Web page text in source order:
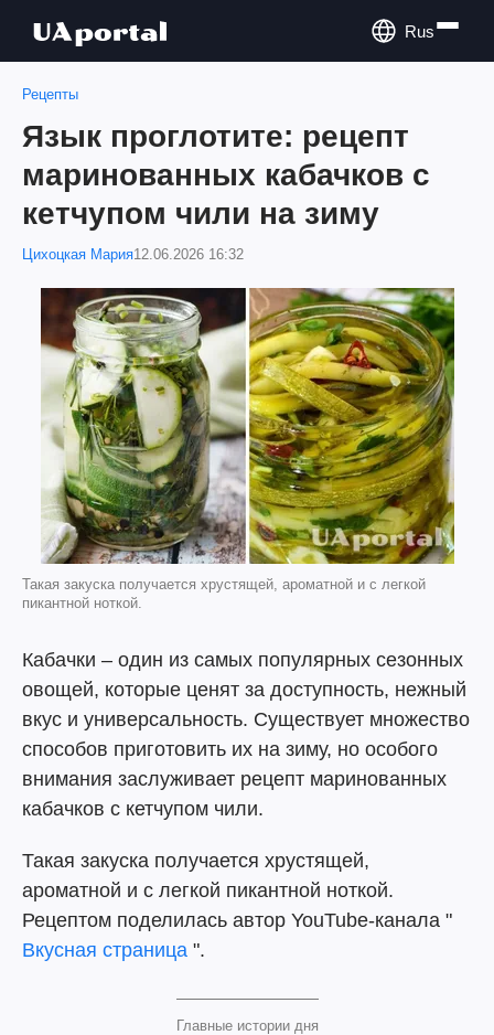
Rus
Рецепты
Язык проглотите: рецепт
маринованных кабачков с
кетчупом чили на зиму
Цихоцкая Мария12.06.2026 16:32
Такая закуска получается хрустящей, ароматной и с легкой
пикантной ноткой.
Кабачки – один из самых популярных сезонных
овощей, которые ценят за доступность, нежный
вкус и универсальность. Существует множество
способов приготовить их на зиму, но особого
внимания заслуживает рецепт маринованных
кабачков с кетчупом чили.
Такая закуска получается хрустящей,
ароматной и с легкой пикантной ноткой.
Рецептом поделилась автор YouTube-канала "
Вкусная страница ".
Главные истории дня